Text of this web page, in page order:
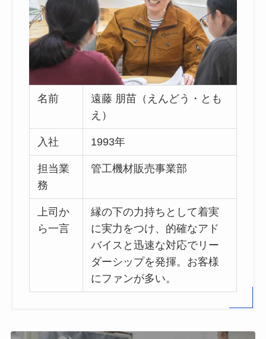
名前
遠藤 朋苗（えんどう・とも
え）
入社 1993年
担当業
務
管工機材販売事業部
上司か
ら一言
縁の下の力持ちとして着実
に実力をつけ、的確なアド
バイスと迅速な対応でリー
ダーシップを発揮。お客様
にファンが多い。